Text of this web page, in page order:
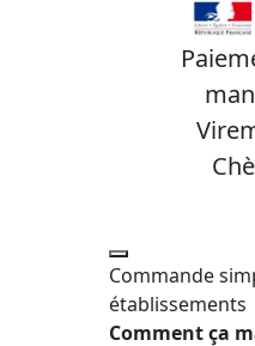
Commande
établissements
Comment ça